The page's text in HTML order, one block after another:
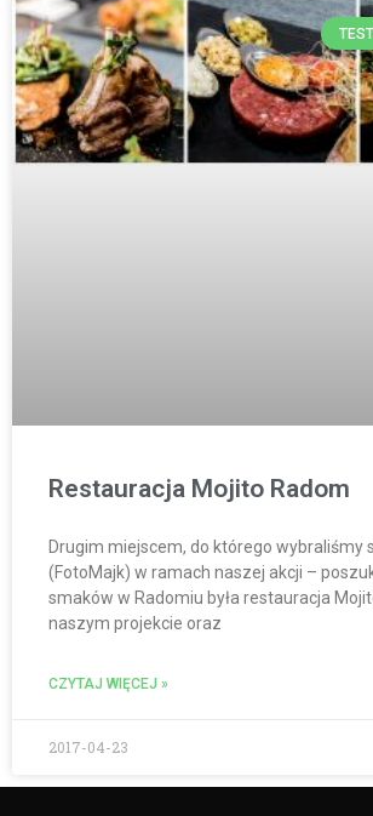
Restauracja Mojito Radom
Drugim miejscem, do którego wybraliśmy
(FotoMajk) w ramach naszej akcji –
smaków w Radomiu była restauracja
naszym projekcie oraz
CZYTAJ WIĘCEJ »
2017-04-23